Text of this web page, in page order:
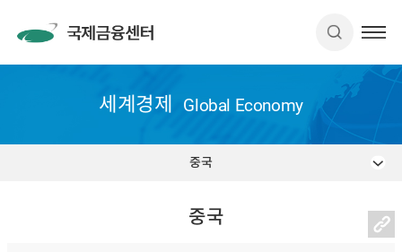
세계경제 Global Economy
중국
중국